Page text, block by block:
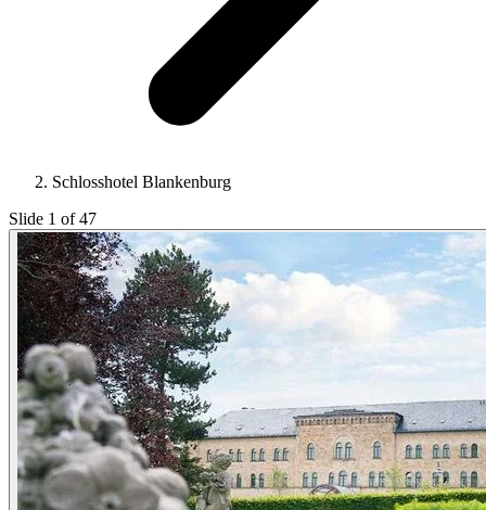
Schlosshotel Blankenburg
Slide 1 of 47